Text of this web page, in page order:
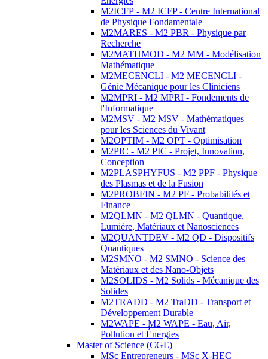
M2ICFP - M2 ICFP - Centre International
de Physique Fondamentale
M2MARES - M2 PBR - Physique par
Recherche
M2MATHMOD - M2 MM - Modélisation
Mathématique
M2MECENCLI - M2 MECENCLI -
Génie Mécanique pour les Cliniciens
M2MPRI - M2 MPRI - Fondements de
l'Informatique
M2MSV - M2 MSV - Mathématiques
pour les Sciences du Vivant
M2OPTIM - M2 OPT - Optimisation
M2PIC - M2 PIC - Projet, Innovation,
Conception
M2PLASPHYFUS - M2 PPF - Physique
des Plasmas et de la Fusion
M2PROBFIN - M2 PF - Probabilités et
Finance
M2QLMN - M2 QLMN - Quantique,
Lumière, Matériaux et Nanosciences
M2QUANTDEV - M2 QD - Dispositifs
Quantiques
M2SMNO - M2 SMNO - Science des
Matériaux et des Nano-Objets
M2SOLIDS - M2 Solids - Mécanique des
Solides
M2TRADD - M2 TraDD - Transport et
Développement Durable
M2WAPE - M2 WAPE - Eau, Air,
Pollution et Énergies
Master of Science (CGE)
MSc Entrepreneurs - MSc X-HEC